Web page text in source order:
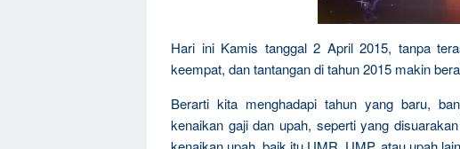
Hari ini Kamis tanggal 2 April 2015, tanpa
keempat, dan tantangan di tahun 2015 makin
Berarti kita menghadapi tahun yang baru,
kenaikan gaji dan upah, seperti yang